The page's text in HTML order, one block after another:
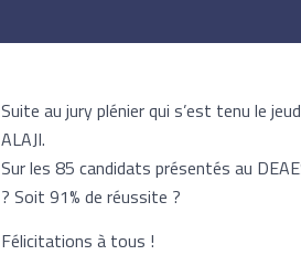
Suite au jury plénier qui s’est tenu le
ALAJI.
Sur les 85 candidats présentés au
? Soit 91% de réussite ?
Félicitations à tous !